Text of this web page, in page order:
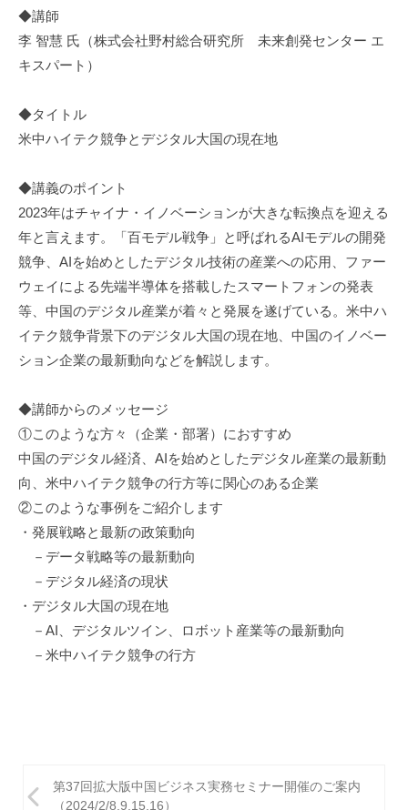
◆講師
李 智慧 氏（株式会社野村総合研究所 未来創発センター エ
キスパート）
◆タイトル
米中ハイテク競争とデジタル大国の現在地
◆講義のポイント
2023年はチャイナ・イノベーションが大きな転換点を迎える
年と言えます。「百モデル戦争」と呼ばれるAIモデルの開発
競争、AIを始めとしたデジタル技術の産業への応用、ファー
ウェイによる先端半導体を搭載したスマートフォンの発表
等、中国のデジタル産業が着々と発展を遂げている。米中ハ
イテク競争背景下のデジタル大国の現在地、中国のイノベー
ション企業の最新動向などを解説します。
◆講師からのメッセージ
①このような方々（企業・部署）におすすめ
中国のデジタル経済、AIを始めとしたデジタル産業の最新動
向、米中ハイテク競争の行方等に関心のある企業
②このような事例をご紹介します
・発展戦略と最新の政策動向
－データ戦略等の最新動向
－デジタル経済の現状
・デジタル大国の現在地
－AI、デジタルツイン、ロボット産業等の最新動向
－米中ハイテク競争の行方
第37回拡大版中国ビジネス実務セミナー開催のご案内
（2024/2/8,9,15,16）